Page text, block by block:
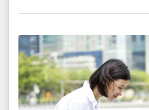
مثل: التطورات الفنية وآلة الطباعة، ‎كما شكّل التقدّم التّقني
التي أنبتت عصر الاكتشافات
إلى الوحدة التعليميّة